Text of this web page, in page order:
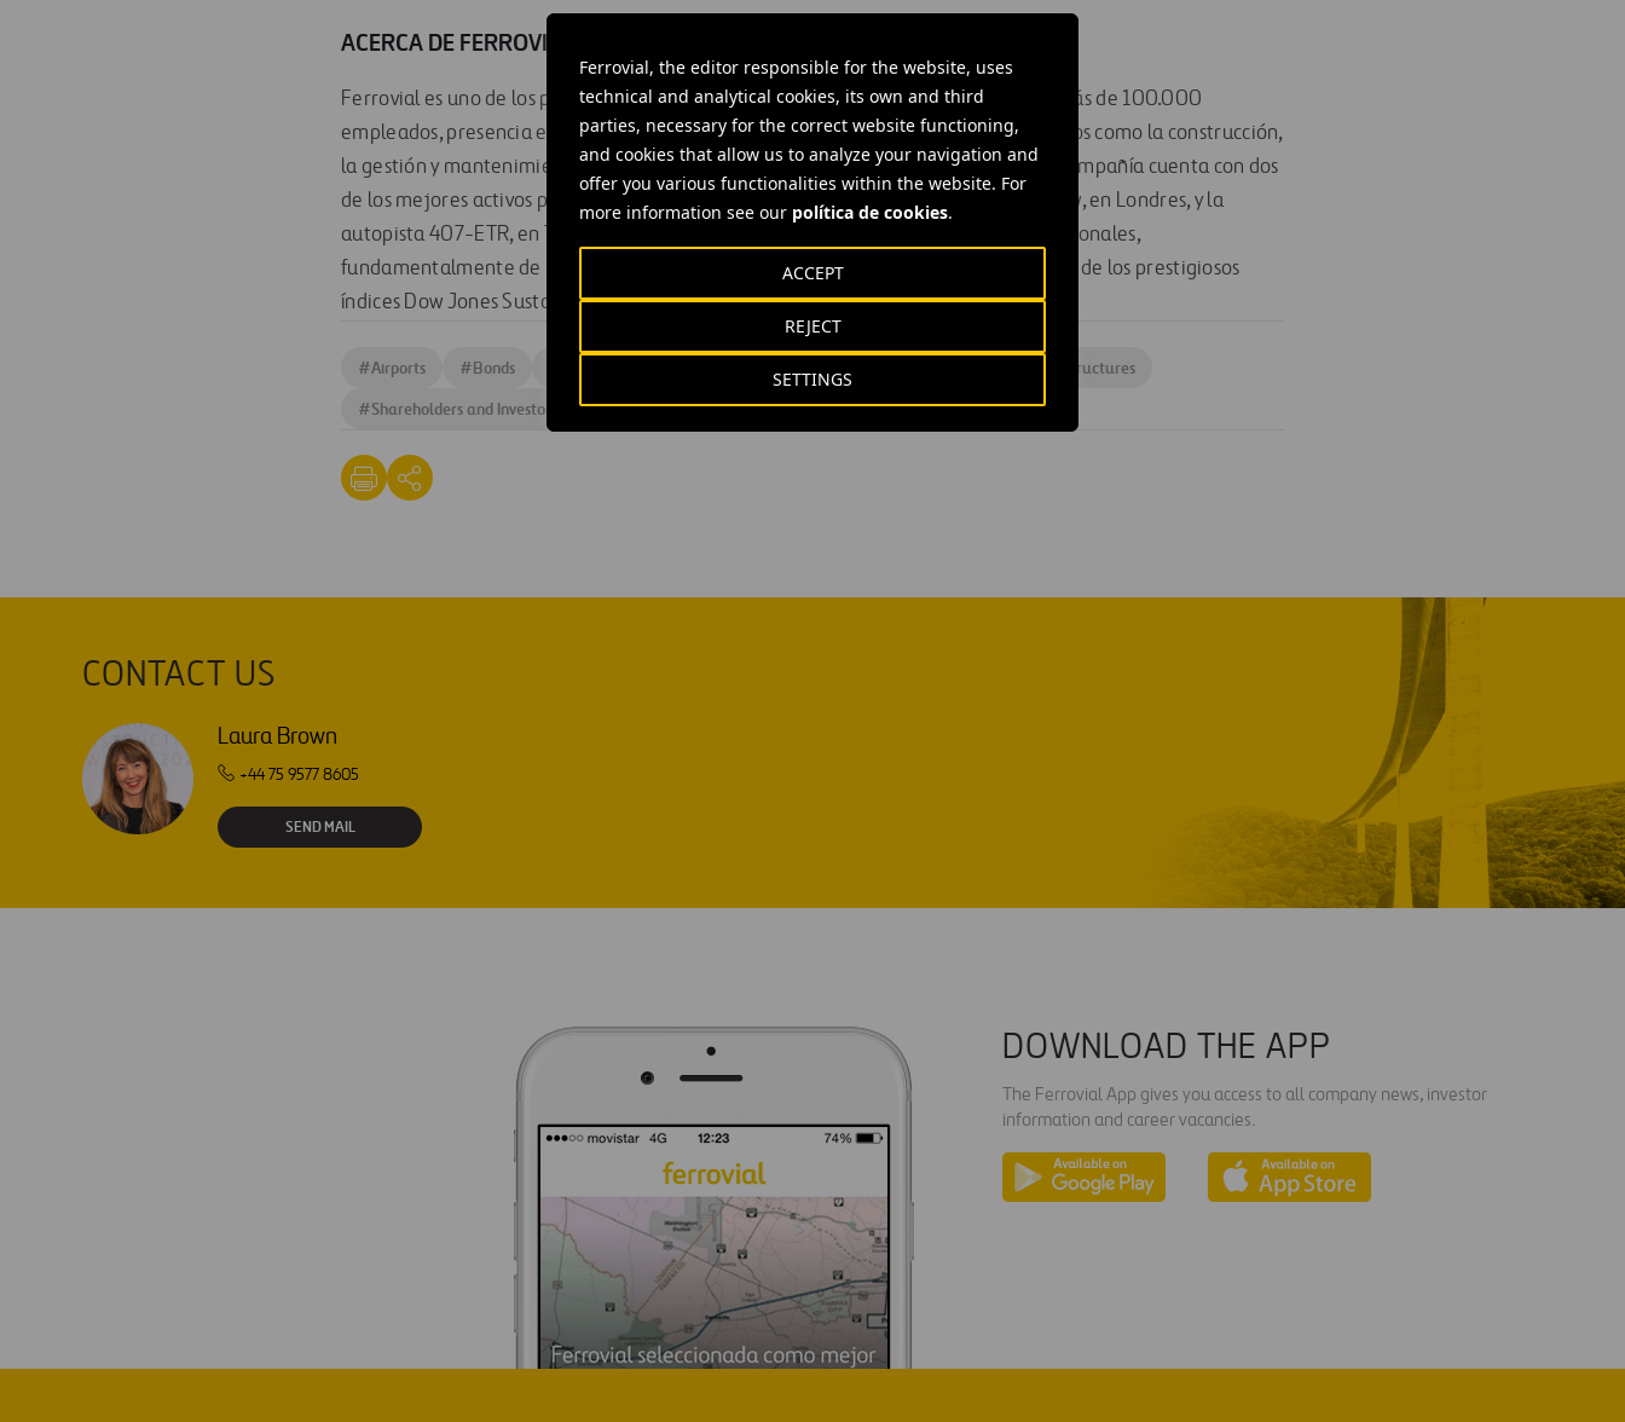
Ferrovial, the editor responsible for the website, uses
technical and analytical cookies, its own and third
parties, necessary for the correct website functioning,
and cookies that allow us to analyze your navigation and
offer you various functionalities within the website. For
more information see our política de cookies.
SETTINGS
REJECT
ACCEPT
ACERCA DE FERROVIAL
Ferrovial es uno de los principales grupos de infraestructuras internacionales, con más de 100.000
empleados, presencia en 49 países y actividad en sectores diversos y complementarios como la construcción,
la gestión y mantenimiento de aeropuertos y autopistas y los servicios urbanos. La compañía cuenta con dos
de los mejores activos privados de transporte del mundo: el aeropuerto de Heathrow, en Londres, y la
autopista 407-ETR, en Toronto. Más del 60% de las ventas de Ferrovial son internacionales,
fundamentalmente de países OCDE. La compañía, que cotiza en Madrid, forma parte de los prestigiosos
índices Dow Jones Sustainibility Index y FTSE4Good.
#Airports #Bonds
Infrastructures
#Shareholders and Investors #United Kingdom #Ferrovial Airports
CONTACT US
Laura Brown
+44 75 9577 8605
SEND MAIL
DOWNLOAD THE APP
The Ferrovial App gives you access to all company news, investor
information and career vacancies.